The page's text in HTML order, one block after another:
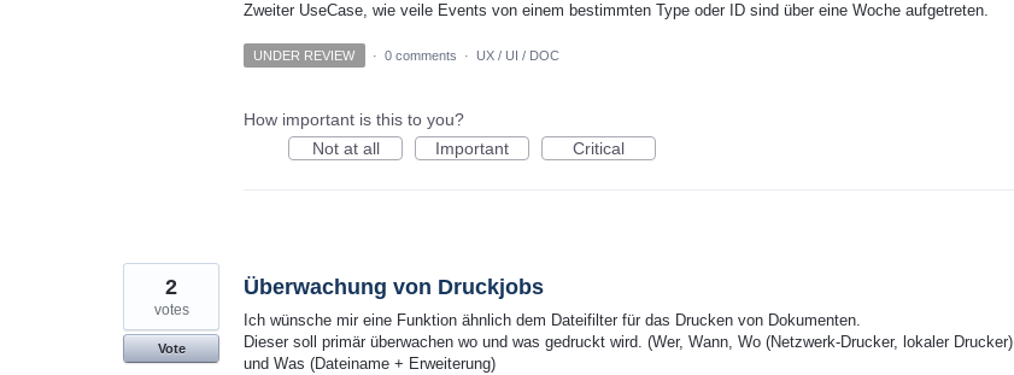
Zweiter UseCase, wie veile Events von einem bestimmten Type oder ID sind über eine Woche aufgetreten.
UNDER REVIEW · 0 comments · UX / UI / DOC
How important is this to you?
Not at all
Important Critical
Überwachung von Druckjobs
Ich wünsche mir eine Funktion ähnlich dem Dateifilter für das Drucken von Dokumenten.
Dieser soll primär überwachen wo und was gedruckt wird. (Wer, Wann, Wo (Netzwerk-Drucker, lokaler Drucker)
und Was (Dateiname + Erweiterung)
2
votes
Vote